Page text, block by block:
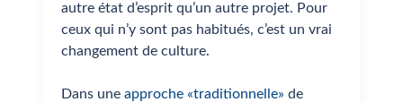
autre état d’esprit qu’un autre projet. Pour
ceux qui n’y sont pas habitués, c’est un vrai
changement de culture.
Dans uneapproche «traditionnelle» de